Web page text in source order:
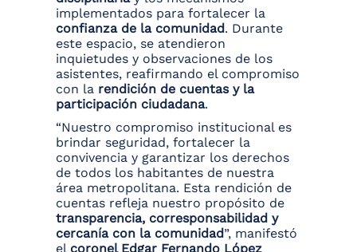
implementados para fortalecer la
confianza de la comunidad. Durante
este espacio, se atendieron
inquietudes y observaciones de los
asistentes, reafirmando el compromiso
con la rendición de cuentas y la
participación ciudadana.
“Nuestro compromiso institucional es
brindar seguridad, fortalecer la
convivencia y garantizar los derechos
de todos los habitantes de nuestra
área metropolitana. Esta rendición de
cuentas refleja nuestro propósito de
transparencia, corresponsabilidad y
cercanía con la comunidad”, manifestó
el coronel Edgar Fernando López